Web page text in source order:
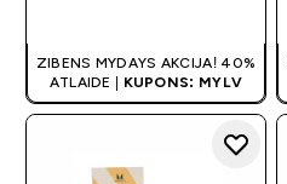
ZIBENS MYDAYS AKCIJA! 40%
ATLAIDE | KUPONS: MYLV